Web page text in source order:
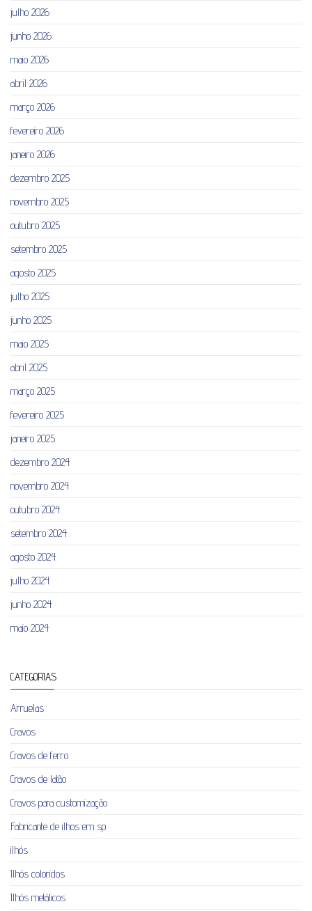
julho 2026
junho 2026
maio 2026
abril 2026
março 2026
fevereiro 2026
janeiro 2026
dezembro 2025
novembro 2025
outubro 2025
setembro 2025
agosto 2025
julho 2025
junho 2025
maio 2025
abril 2025
março 2025
fevereiro 2025
janeiro 2025
dezembro 2024
novembro 2024
outubro 2024
setembro 2024
agosto 2024
julho 2024
junho 2024
maio 2024
CATEGORIAS
Arruelas
Cravos
Cravos de ferro
Cravos de latão
Cravos para customização
Fabricante de ilhos em sp
ilhós
Ilhós coloridos
Ilhós metálicos